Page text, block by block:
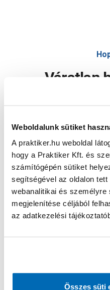
Weboldalunk sütiket
A praktiker.hu weboldal
hogy a Praktiker Kft. és
számítógépén sütiket
segítségével az oldalon
webanalitikai és személyre
megjelenítése céljából
az adatkezelési
Összes süti
Váratlan
Oldal